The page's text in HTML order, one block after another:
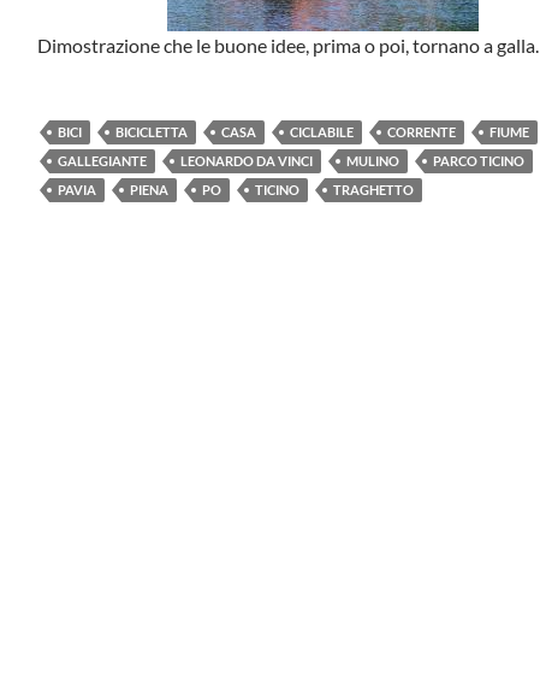
Dimostrazione che le buone idee, prima o poi, tornano a galla.
BICI BICICLETTA CASA CICLABILE CORRENTE
FIUME
GALLEGIANTE
LEONARDO DA VINCI MULINO
PARCO TICINO
PAVIA
PIENA PO TICINO TRAGHETTO